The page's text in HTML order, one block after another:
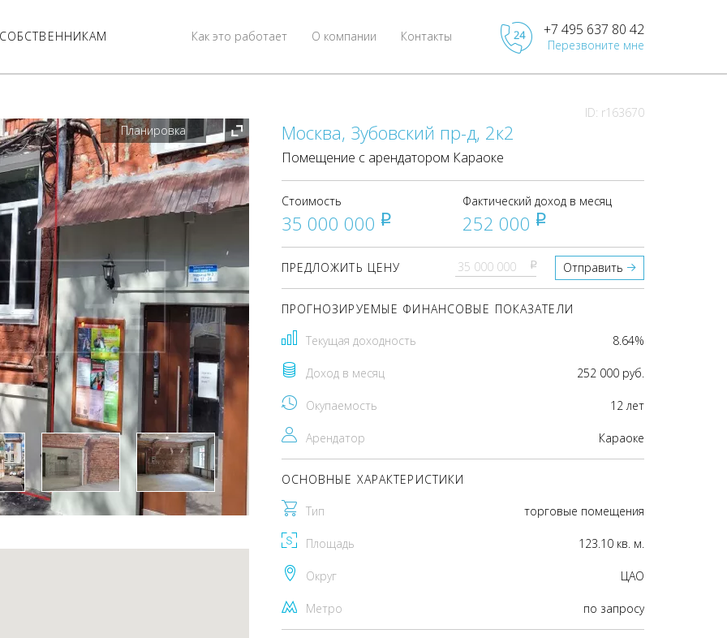
Контакты
О компании
Как это работает +7 495 637 80 42
Перезвоните мне
ID: r163670
Планировка
Москва, Зубовский пр-д, 2к2
Помещение с арендатором Караоке
Стоимость
35 000 000 pуб
Фактический доход в месяц
252 000 pуб
ПРЕДЛОЖИТЬ ЦЕНУ pуб Отправить
ПРОГНОЗИРУЕМЫЕ ФИНАНСОВЫЕ ПОКАЗАТЕЛИ
Текущая доходность 8.64%
Доход в месяц 252 000 руб.
Окупаемость 12 лет
Арендатор Караоке
ОСНОВНЫЕ ХАРАКТЕРИСТИКИ
Тип торговые помещения
Площадь 123.10 кв. м.
Округ ЦАО
Метро по запросу